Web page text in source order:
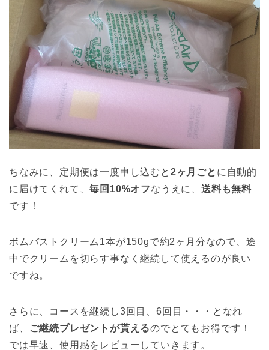
ちなみに、定期便は一度申し込むと 2ヶ月ごと に自動的
に届けてくれて、毎回10%オフなうえに、送料も無料
です！
ボムバストクリーム1本が150gで約2ヶ月分なので、途
中でクリームを切らす事なく継続して使えるのが良い
ですね。
さらに、コースを継続し3回目、6回目・・・となれ
ば、
ご継続プレゼントが貰えるのでとてもお得です！
では早速、使用感をレビューしていきます。